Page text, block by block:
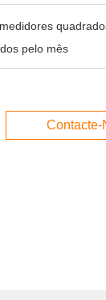
pelo mês
Contacte-